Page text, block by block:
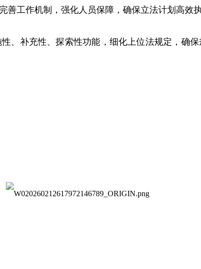
工作机制，强化人员保障，确保立法计划高效执
补充性、探索性功能，细化上位法规定，确保